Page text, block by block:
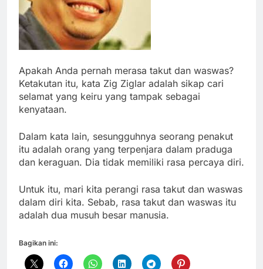
Apakah Anda pernah merasa takut dan waswas?
Ketakutan itu, kata Zig Ziglar adalah sikap cari
selamat yang keiru yang tampak sebagai
kenyataan.
Dalam kata lain, sesungguhnya seorang penakut
itu adalah orang yang terpenjara dalam praduga
dan keraguan. Dia tidak memiliki rasa percaya diri.
Untuk itu, mari kita perangi rasa takut dan waswas
dalam diri kita. Sebab, rasa takut dan waswas itu
adalah dua musuh besar manusia.
Bagikan ini: